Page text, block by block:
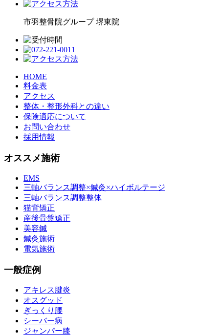
市羽整骨院グループ堺東院
HOME
料金表
アクセス
整体・整形外科との違い
保険適応について
お問い合わせ
採用情報
オススメ施術
EMS
三軸バランス調整×鍼灸×ハイボルテージ
三軸バランス調整整体
猫背矯正
産後骨盤矯正
美容鍼
鍼灸施術
電気施術
一般症例
アキレス腱炎
オスグッド
ぎっくり腰
シーバー病
ジャンパー膝